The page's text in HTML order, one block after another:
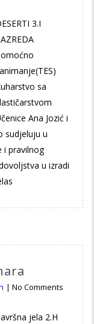
3.I
sa
Ana Jozić i
sudjeluju u
i pravilnog
u izradi
|No Comments
jela 2.H